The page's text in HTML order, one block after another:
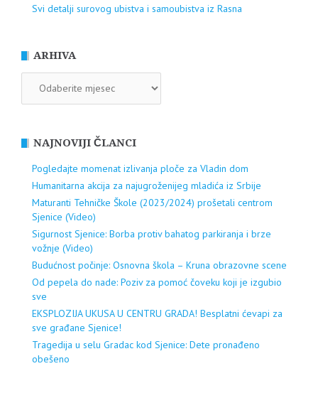
Svi detalji surovog ubistva i samoubistva iz Rasna
ARHIVA
NAJNOVIJI ČLANCI
Pogledajte momenat izlivanja ploče za Vladin dom
Humanitarna akcija za najugroženijeg mladića iz Srbije
Maturanti Tehničke Škole (2023/2024) prošetali centrom
Sjenice (Video)
Sigurnost Sjenice: Borba protiv bahatog parkiranja i brze
vožnje (Video)
Budućnost počinje: Osnovna škola – Kruna obrazovne scene
Od pepela do nade: Poziv za pomoć čoveku koji je izgubio
sve
EKSPLOZIJA UKUSA U CENTRU GRADA! Besplatni ćevapi za
sve građane Sjenice!
Tragedija u selu Gradac kod Sjenice: Dete pronađeno
obešeno